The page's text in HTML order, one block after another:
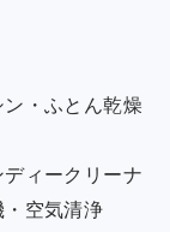
・ふとん乾燥
ディークリーナ
空気清浄